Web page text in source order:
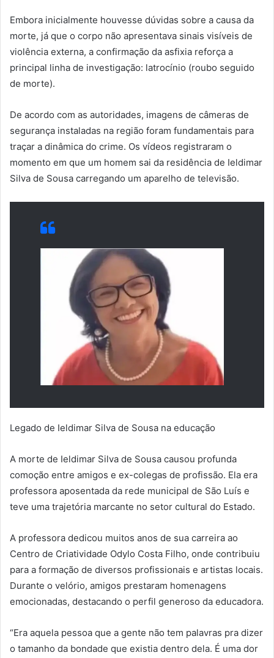
Embora inicialmente houvesse dúvidas sobre a causa da
morte, já que o corpo não apresentava sinais visíveis de
violência externa, a confirmação da asfixia reforça a
principal linha de investigação: latrocínio (roubo seguido
de morte).
De acordo com as autoridades, imagens de câmeras de
segurança instaladas na região foram fundamentais para
traçar a dinâmica do crime. Os vídeos registraram o
momento em que um homem sai da residência de Ieldimar
Silva de Sousa carregando um aparelho de televisão.
Legado de Ieldimar Silva de Sousa na educação
A morte de Ieldimar Silva de Sousa causou profunda
comoção entre amigos e ex-colegas de profissão. Ela era
professora aposentada da rede municipal de São Luís e
teve uma trajetória marcante no setor cultural do Estado.
A professora dedicou muitos anos de sua carreira ao
Centro de Criatividade Odylo Costa Filho, onde contribuiu
para a formação de diversos profissionais e artistas locais.
Durante o velório, amigos prestaram homenagens
emocionadas, destacando o perfil generoso da educadora.
“Era aquela pessoa que a gente não tem palavras pra dizer
o tamanho da bondade que existia dentro dela. É uma dor